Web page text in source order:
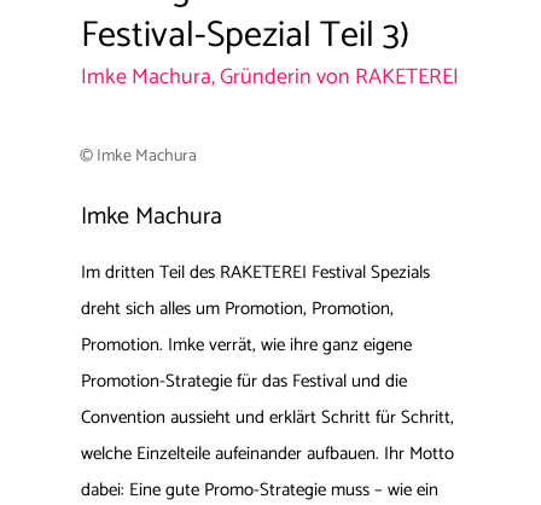
Festival-Spezial Teil 3)
Imke Machura, Gründerin von RAKETEREI
© Imke Machura
Imke Machura
Im dritten Teil des RAKETEREI Festival Spezials
dreht sich alles um Promotion, Promotion,
Promotion. Imke verrät, wie ihre ganz eigene
Promotion-Strategie für das Festival und die
Convention aussieht und erklärt Schritt für Schritt,
welche Einzelteile aufeinander aufbauen. Ihr Motto
dabei: Eine gute Promo-Strategie muss – wie ein